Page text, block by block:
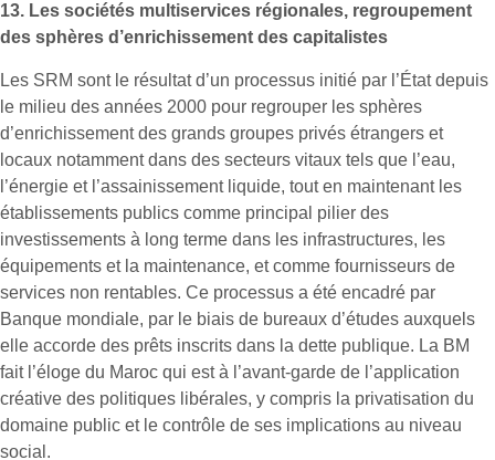
13. Les sociétés multiservices régionales, regroupement
des sphères d’enrichissement des capitalistes
Les SRM sont le résultat d’un processus initié par l’État depuis
le milieu des années 2000 pour regrouper les sphères
d’enrichissement des grands groupes privés étrangers et
locaux notamment dans des secteurs vitaux tels que l’eau,
l’énergie et l’assainissement liquide, tout en maintenant les
établissements publics comme principal pilier des
investissements à long terme dans les infrastructures, les
équipements et la maintenance, et comme fournisseurs de
services non rentables. Ce processus a été encadré par
Banque mondiale, par le biais de bureaux d’études auxquels
elle accorde des prêts inscrits dans la dette publique. La BM
fait l’éloge du Maroc qui est à l’avant-garde de l’application
créative des politiques libérales, y compris la privatisation du
domaine public et le contrôle de ses implications au niveau
social.